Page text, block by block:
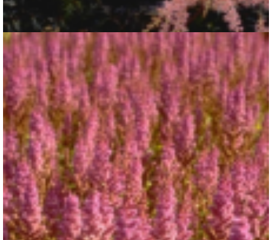
Astilbe 'Hennie Graafland'